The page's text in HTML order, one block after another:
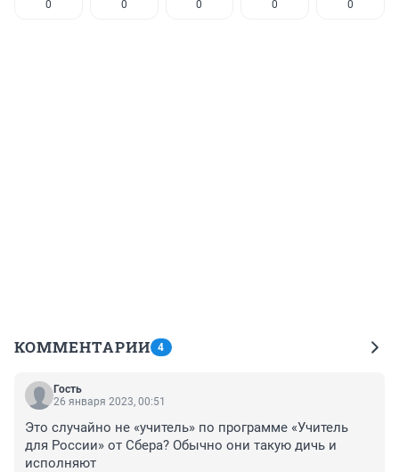
0 0 0 0 0
КОММЕНТАРИИ 4
Гость
26 января 2023, 00:51
Это случайно не «учитель» по программе «Учитель
для России» от Сбера? Обычно они такую дичь и
исполняют